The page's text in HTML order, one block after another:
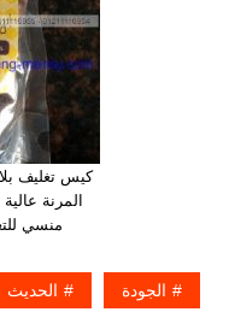
كيس تغليف
المرنة
منسي
الجودة الحديث